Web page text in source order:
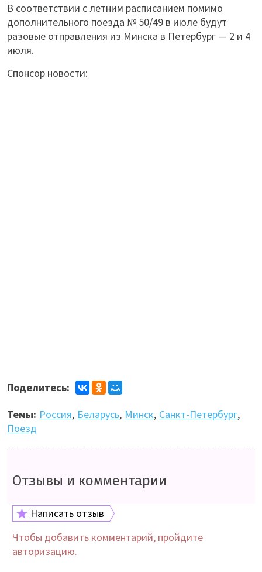
В соответствии с летним расписанием помимо
дополнительного поезда № 50/49 в июле будут
разовые отправления из Минска в Петербург — 2 и 4
июля.
Спонсор новости:
Поделитесь:
Темы: Россия, Беларусь, Минск, Санкт-Петербург,
Поезд
Отзывы и комментарии
Написать отзыв
Чтобы добавить комментарий, пройдите
авторизацию.